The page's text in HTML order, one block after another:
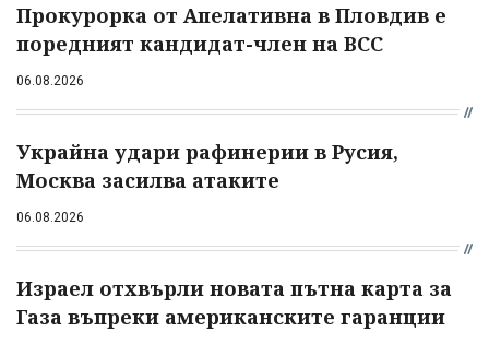
Прокурорка от Апелативна в Пловдив е
поредният кандидат-член на ВСС
06.08.2026
Украйна удари рафинерии в Русия,
Москва засилва атаките
06.08.2026
Израел отхвърли новата пътна карта за
Газа въпреки американските гаранции